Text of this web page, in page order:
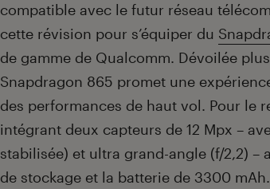
compatible avec le futur réseau
cette révision pour s’équiper du
de gamme de Qualcomm. Dévoilée
Snapdragon 865 promet une
des performances de haut vol. Pour le
intégrant deux capteurs de 12 Mpx –
stabilisée) et ultra grand-angle (f/2,2) –
de stockage et la batterie de 3300 mAh.